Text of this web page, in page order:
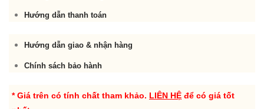
Hướng dẫn thanh toán
Hướng dẫn giao & nhận hàng
Chính sách bảo hành
* Giá trên có tính chất tham khảo. LIÊN HỆ để có giá tốt